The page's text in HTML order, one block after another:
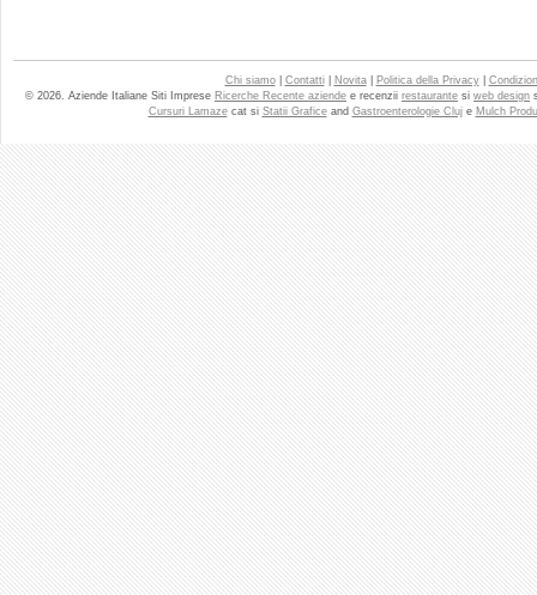
Chi siamo| Contatti| Novita| Politica della Privacy|
© 2026. Aziende Italiane Siti Imprese Ricerche Recente aziende e recenzii restaurante si web design
Cursuri Lamazecat si Statii Graficeand Gastroenterologie Cluje Mulch